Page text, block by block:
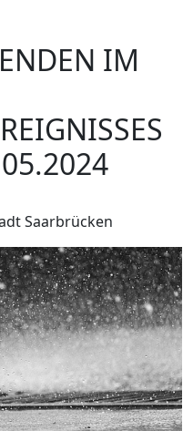
IM
Saarbrücken